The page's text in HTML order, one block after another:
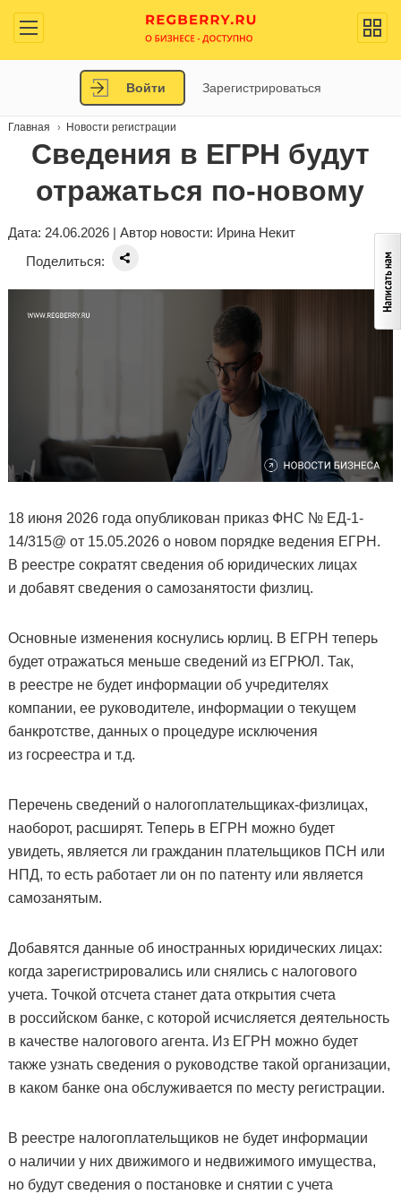
Войти Зарегистрироваться
Главная Новости регистрации
Сведения в ЕГРН будут
отражаться по-новому
Дата: 24.06.2026 | Автор новости: Ирина Некит
Поделиться:
18 июня 2026 года опубликован приказ ФНС № ЕД-1-
14/315@ от 15.05.2026 о новом порядке ведения ЕГРН.
В реестре сократят сведения об юридических лицах
и добавят сведения о самозанятости физлиц.
Основные изменения коснулись юрлиц. В ЕГРН теперь
будет отражаться меньше сведений из ЕГРЮЛ. Так,
в реестре не будет информации об учредителях
компании, ее руководителе, информации о текущем
банкротстве, данных о процедуре исключения
из госреестра и т.д.
Перечень сведений о налогоплательщиках-физлицах,
наоборот, расширят. Теперь в ЕГРН можно будет
увидеть, является ли гражданин плательщиков ПСН или
НПД, то есть работает ли он по патенту или является
самозанятым.
Добавятся данные об иностранных юридических лицах:
когда зарегистрировались или снялись с налогового
учета. Точкой отсчета станет дата открытия счета
в российском банке, с которой исчисляется деятельность
в качестве налогового агента. Из ЕГРН можно будет
также узнать сведения о руководстве такой организации,
в каком банке она обслуживается по месту регистрации.
В реестре налогоплательщиков не будет информации
о наличии у них движимого и недвижимого имущества,
но будут сведения о постановке и снятии с учета